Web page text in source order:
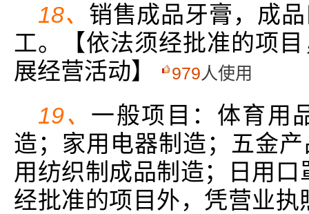
18、 销售成品牙膏，成
工。【依法须经批准的项
展经营活动】
979人使用
19、 一般项目：体育用
造；家用电器制造；五金
用纺织制成品制造；日用
经批准的项目外，凭营业